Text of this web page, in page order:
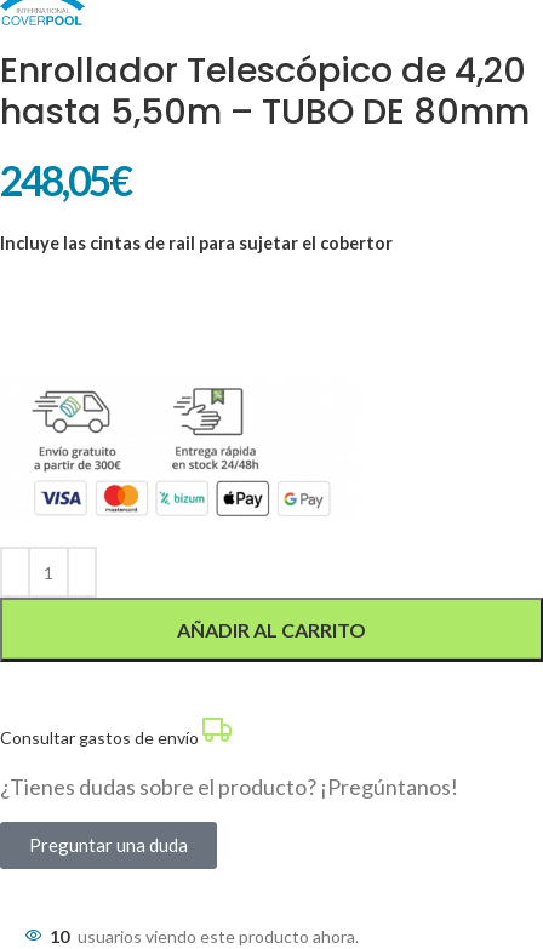
Enrollador Telescópico de 4,20
hasta 5,50m – TUBO DE 80mm
248,05€
Incluye las cintas de rail para sujetar el cobertor
AÑADIR AL CARRITO
Consultar gastos de envío
¿Tienes dudas sobre el producto? ¡Pregúntanos!
Preguntar una duda
10 usuarios viendo este producto ahora.